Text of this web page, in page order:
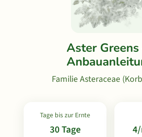
Aster
Familie Asteraceae
Tage bis zur Ernte
30 Tage